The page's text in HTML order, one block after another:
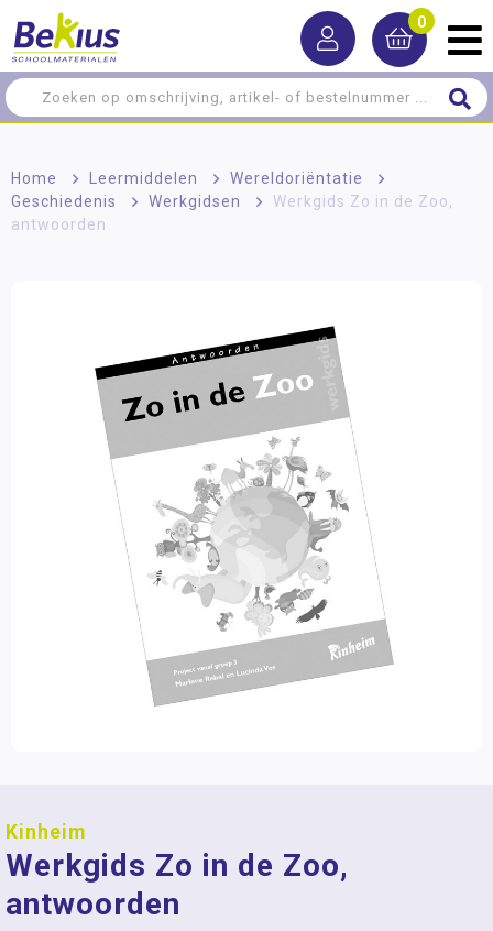
0
Home > Leermiddelen > Wereldoriëntatie
>
Geschiedenis
> Werkgidsen >
Werkgids Zo in de Zoo,
antwoorden
Kinheim
Werkgids Zo in de Zoo,
antwoorden